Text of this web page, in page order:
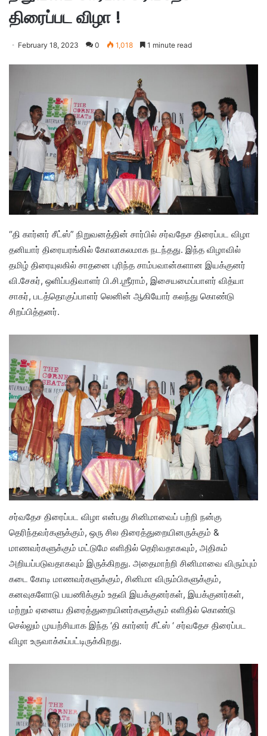
திரைப்பட விழா !
February 18, 2023 0 1,018 1 minute read
“தி கார்னர் சீட்ஸ்” நிறுவனத்தின் சார்பில் சர்வதேச திரைப்பட விழா
தனியார் திரையரங்கில் கோலாகலமாக நடந்தது. இந்த விழாவில்
தமிழ் திரையுலகில் சாதனை புரிந்த சாம்பவான்களான இயக்குனர்
வி.சேகர், ஒளிப்பதிவாளர் பி.சி.ஶ்ரீராம், இசையமைப்பாளர் வித்யா
சாகர், படத்தொகுப்பாளர் லெனின் ஆகியோர் கலந்து கொண்டு
சிறப்பித்தனர்.
சர்வதேச திரைப்பட விழா என்பது சினிமாவைப் பற்றி நன்கு
தெரிந்தவர்களுக்கும், ஒரு சில திரைத்துறையினருக்கும் &
மாணவர்களுக்கும் மட்டுமே எளிதில் தெரிவதாகவும், அதிகம்
அறியப்படுவதாகவும் இருக்கிறது. அதைமாற்றி சினிமாவை விரும்பும்
கடை கோடி மாணவர்களுக்கும், சினிமா விரும்பிகளுக்கும்,
கனவுகளோடு பயணிக்கும் உதவி இயக்குனர்கள், இயக்குனர்கள்,
மற்றும் ஏனைய திரைத்துறையினர்களுக்கும் எளிதில் கொண்டு
செல்லும் முயற்சியாக இந்த ‘தி கார்னர் சீட்ஸ் ‘ சர்வதேச திரைப்பட
விழா உருவாக்கப்பட்டிருக்கிறது.